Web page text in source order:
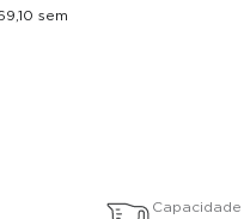
10 sem
Capacidade